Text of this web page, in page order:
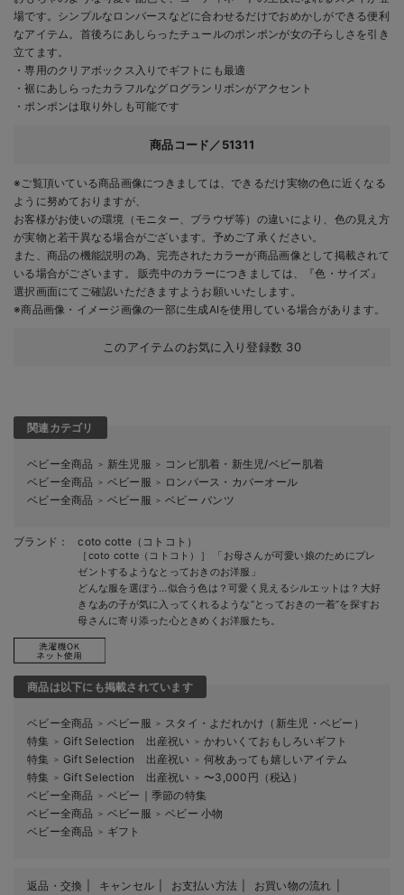
場です。シンプルなロンパースなどに合わせるだけでおめかしができる便利
なアイテム。首後ろにあしらったチュールのポンポンが女の子らしさを引き
立てます。
・専用のクリアボックス入りでギフトにも最適
・裾にあしらったカラフルなグログランリボンがアクセント
・ポンポンは取り外しも可能です
商品コード／51311
※ご覧頂いている商品画像につきましては、できるだけ実物の色に近くなる
ように努めておりますが、
お客様がお使いの環境（モニター、ブラウザ等）の違いにより、色の見え方
が実物と若干異なる場合がございます。予めご了承ください。
また、商品の機能説明の為、完売されたカラーが商品画像として掲載されて
いる場合がございます。 販売中のカラーにつきましては、『色・サイズ』
選択画面にてご確認いただきますようお願いいたします。
※商品画像・イメージ画像の一部に生成AIを使用している場合があります。
このアイテムのお気に入り登録数 30
関連カテゴリ
ベビー全商品 ＞ 新生児服 ＞
コンビ肌着・新生児/ベビー肌着
ベビー全商品
＞ ベビー服 ＞
ロンパース・カバーオール
ベビー全商品
＞ ベビー服 ＞ ベビー パンツ
ブランド： coto cotte（コトコト）
［coto cotte（コトコト）］ 「お母さんが可愛い娘のためにプレ
ゼントするようなとっておきのお洋服」
どんな服を選ぼう…似合う色は？可愛く見えるシルエットは？大好
きなあの子が気に入ってくれるような“とっておきの一着”を探すお
母さんに寄り添った心ときめくお洋服たち。
商品は以下にも掲載されています
ベビー全商品 ＞ ベビー服 ＞ スタイ・よだれかけ（新生児・ベビー）
特集
＞ Gift Selection 出産祝い ＞ かわいくておもしろいギフト
特集
＞ Gift Selection 出産祝い ＞ 何枚あっても嬉しいアイテム
特集
＞ Gift Selection 出産祝い ＞ 〜3,000円（税込）
ベビー全商品
＞ ベビー｜季節の特集
ベビー全商品
＞ ベビー服 ＞ ベビー 小物
ベビー全商品
＞ ギフト
返品・交換 キャンセル お支払い方法
お買い物の流れ